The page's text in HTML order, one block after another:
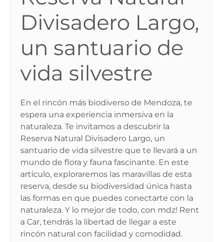
Divisadero Largo,
un santuario de
vida silvestre
En el rincón más biodiverso de Mendoza, te
espera una experiencia inmersiva en la
naturaleza. Te invitamos a descubrir la
Reserva Natural Divisadero Largo, un
santuario de vida silvestre que te llevará a un
mundo de flora y fauna fascinante. En este
artículo, exploraremos las maravillas de esta
reserva, desde su biodiversidad única hasta
las formas en que puedes conectarte con la
naturaleza. Y lo mejor de todo, con mdz! Rent
a Car, tendrás la libertad de llegar a este
rincón natural con facilidad y comodidad.